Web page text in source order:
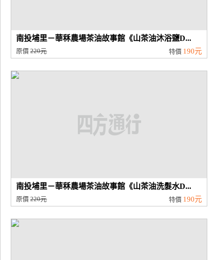
南投埔里－華秝農場茶油故事館《山茶油沐浴鹽D...
原價220元 特價 190元
南投埔里－華秝農場茶油故事館《山茶油洗髮水D...
原價220元 特價 190元